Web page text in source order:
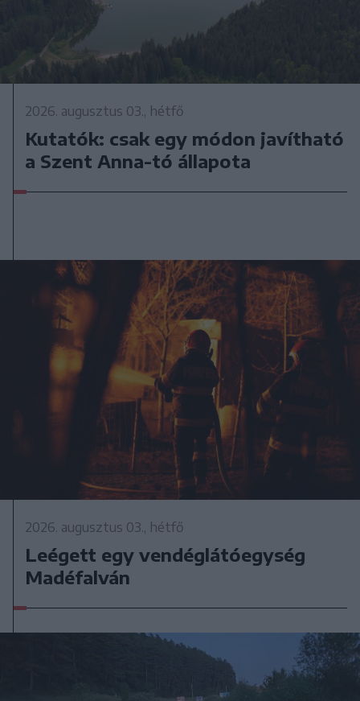
2026. augusztus 03., hétfő
Kutatók: csak egy módon javítható
a Szent Anna-tó állapota
2026. augusztus 03., hétfő
Leégett egy vendéglátóegység
Madéfalván